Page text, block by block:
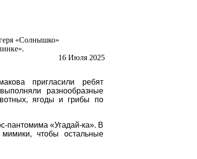
«Солнышко»
16 Июля 2025
пригласили ребят
разнообразные
ягоды и грибы по
пантомима «Угадай-ка». В
чтобы остальные